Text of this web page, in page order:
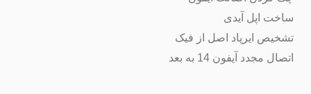
ساخت اپل آیدی
تشخیص ایرپاد اصل از فیک
اتصال مجدد آیفون 14 به بعد